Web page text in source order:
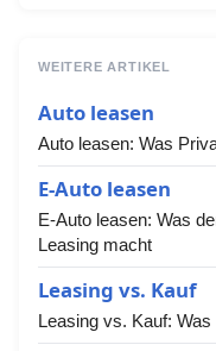
WEITERE ARTIKEL
Auto leasen
Auto leasen: Was
E-Auto leasen
E-Auto leasen: Was
Leasing macht
Leasing vs. Kauf
Leasing vs. Kauf: